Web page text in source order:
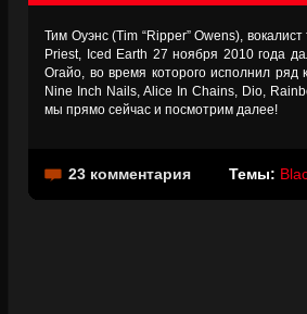
Тим Оуэнс (Tim “Ripper” Owens),
Priest, Iced Earth 27 ноября 2010 года
Огайо, во время которого исполнил
Nine Inch Nails, Alice In Chains, Dio,
мы прямо сейчас и посмотрим далее!
23 комментария Темы: